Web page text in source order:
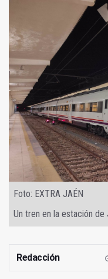
Foto: EXTRA JAÉN
Un tren en la estación de
Redacción